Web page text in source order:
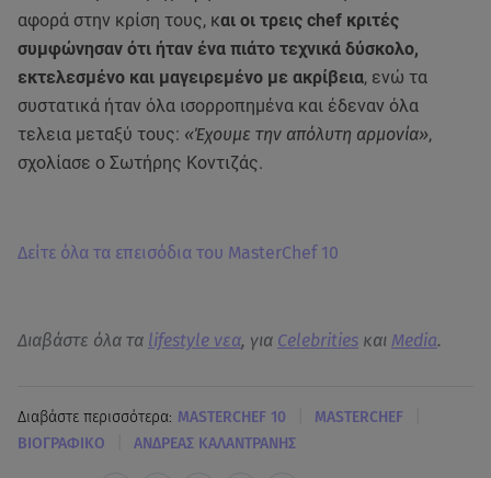
αφορά στην κρίση τους, και οι τρεις chef κριτές
συμφώνησαν ότι ήταν ένα πιάτο τεχνικά δύσκολο,
εκτελεσμένο και μαγειρεμένο με ακρίβεια, ενώ τα
συστατικά ήταν όλα ισορροπημένα και έδεναν όλα
τελεια μεταξύ τους: «Έχουμε την απόλυτη αρμονία»,
σχολίασε ο Σωτήρης Κοντιζάς.
Δείτε όλα τα επεισόδια του MasterChef 10
Διαβάστε όλα τα lifestyle νεα, για Celebrities και Media.
Διαβάστε περισσότερα: MASTERCHEF 10 MASTERCHEF
ΒΙΟΓΡΑΦΙΚΟ ΑΝΔΡΕΑΣ ΚΑΛΑΝΤΡΑΝΗΣ